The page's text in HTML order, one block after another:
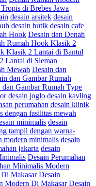
di Brebes Jawa
desain arsitek desain
desain butik desain cafe
Hook Desain dan Denah
Rumah Hook Klasik 2
Klasik 2 Lantai di Bantul
Lantai di Sleman
Mewah Desain dan
dan Gambar Rumah
dan Gambar Rumah Type
desain joglo desain kavling
perumahan desain klinik
dengan fasilitas mewah
minimalis desain
tampil dengan warna-
modern minimalis desain
jakarta desain
Desain Perumahan
Minimalis Modern
Makasar Desain
Modern Di Makasar Desain